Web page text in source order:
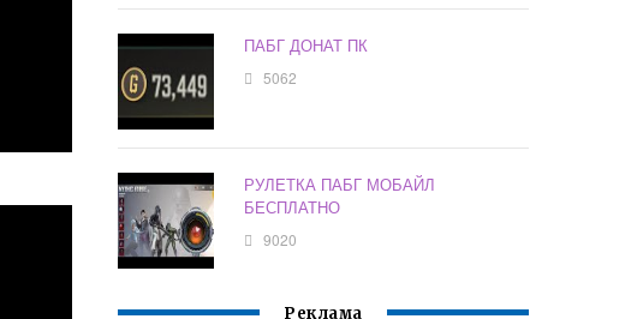
ПАБГ ДОНАТ ПК
5062
РУЛЕТКА ПАБГ МОБАЙЛ
БЕСПЛАТНО
9020
Реклама